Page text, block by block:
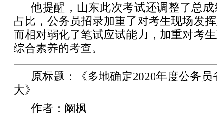
他提醒，山东此次考试还调整了总
占比，公务员招录加重了对考生现场发
而相对弱化了笔试应试能力，加重对考
综合素养的考查。
原标题：《多地确定2020年度公务
大》
作者：阚枫